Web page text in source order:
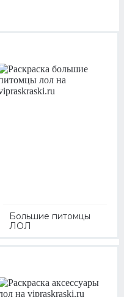
Большие питомцы
ЛОЛ